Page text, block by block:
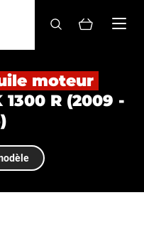
moteur
R (2009 -